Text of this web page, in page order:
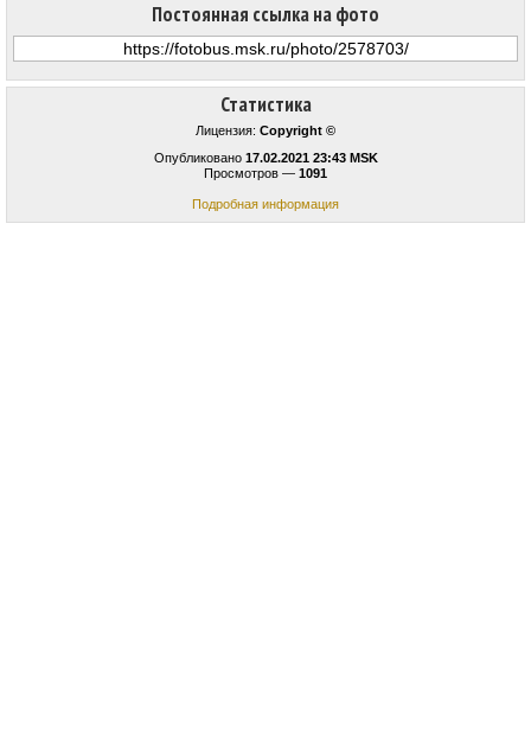
Статистика
Лицензия: Copyright ©
Опубликовано 17.02.2021 23:43 MSK
Просмотров — 1091
Подробная информация
Постоянная ссылка на фото